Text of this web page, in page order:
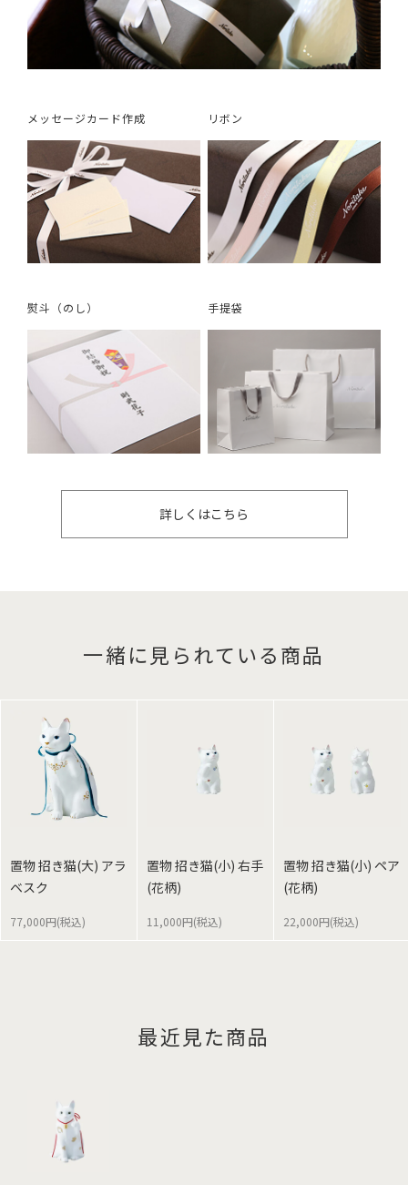
メッセージカード作成 リボン
熨斗（のし） 手提袋
詳しくはこちら
一緒に見られている商品
置物 招き猫(大) アラ
ベスク
77,000円(税込)
置物 招き猫(小) 右手
(花柄)
11,000円(税込)
置物 招き猫(小) ペア
(花柄)
22,000円(税込)
最近見た商品